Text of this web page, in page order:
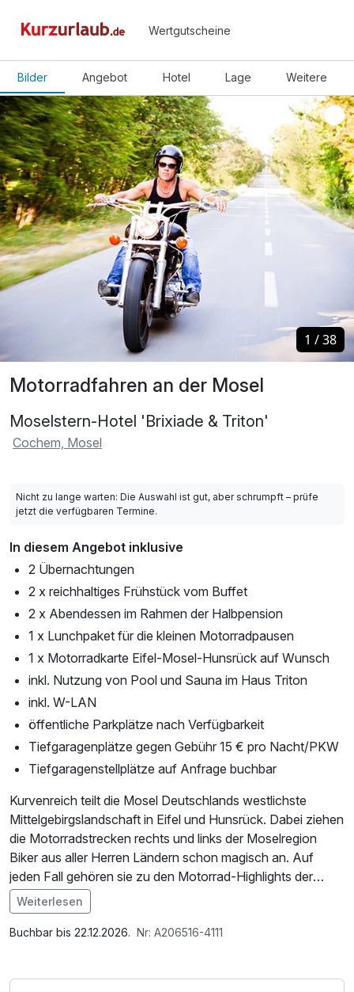
Wertgutscheine
Bilder Angebot Hotel Lage Weitere
Motorradfahren an der Mosel
Moselstern-Hotel 'Brixiade & Triton'
Cochem, Mosel
1 /38
1 /38
Nicht zu lange warten: Die Auswahl ist gut, aber schrumpft – prüfe
jetzt die verfügbaren Termine.
In diesem Angebot inklusive
2 Übernachtungen
2 x reichhaltiges Frühstück vom Buffet
2 x Abendessen im Rahmen der Halbpension
1 x Lunchpaket für die kleinen Motorradpausen
1 x Motorradkarte Eifel-Mosel-Hunsrück auf Wunsch
inkl. Nutzung von Pool und Sauna im Haus Triton
inkl. W-LAN
öffentliche Parkplätze nach Verfügbarkeit
Tiefgaragenplätze gegen Gebühr 15 € pro Nacht/PKW
Tiefgaragenstellplätze auf Anfrage buchbar
Kurvenreich teilt die Mosel Deutschlands westlichste
Mittelgebirgslandschaft in Eifel und Hunsrück. Dabei ziehen
die Motorradstrecken rechts und links der Moselregion
Biker aus aller Herren Ländern schon magisch an. Auf
jeden Fall gehören sie zu den Motorrad-Highlights der
Republik.
Sie lieben das Abenteuer und den Rausch der
Geschwindigkeit, dann auf zum Nürburgring. Sie wollen es
Im Angebot enthalten
Saunabenutzung, Saunatuch, Leihbademantel, Nutzung
Weiterlesen
Buchbar bis 22.12.2026. Nr: A206516-4111